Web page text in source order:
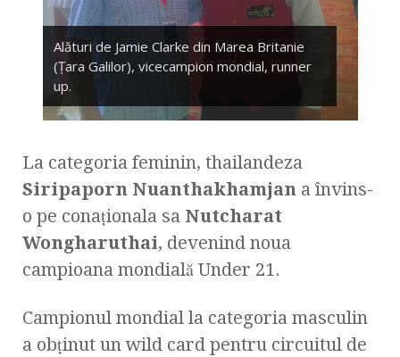
Alături de Jamie Clarke din Marea Britanie
(Ţara Galilor), vicecampion mondial, runner
up.
La categoria feminin, thailandeza
Siripaporn Nuanthakhamjan a învins-
o pe conaţionala sa Nutcharat
Wongharuthai, devenind noua
campioana mondială Under 21.
Campionul mondial la categoria masculin
a obţinut un wild card pentru circuitul de